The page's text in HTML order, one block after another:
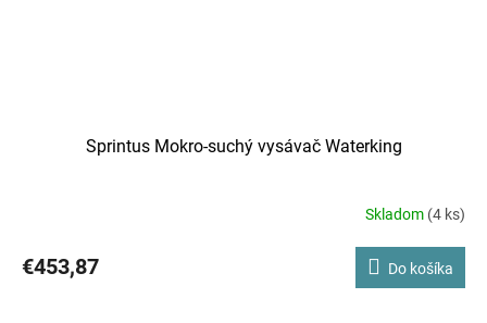
Sprintus Mokro-suchý vysávač Waterking
Skladom (4 ks)
€453,87 Do košíka